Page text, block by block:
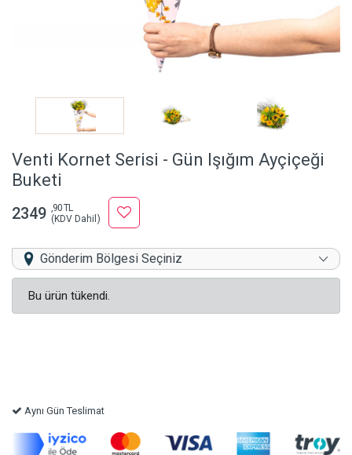
Venti Kornet Serisi - Gün Işığım Ayçiçeği
Buketi
2349 ,90 TL
(KDV Dahil)
Gönderim Bölgesi Seçiniz
Bu ürün tükendi.
Aynı Gün Teslimat